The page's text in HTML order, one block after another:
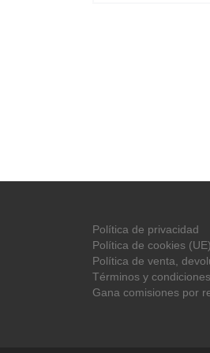
Política de privacidad
Política de cookies (UE)
Política de venta,
Términos y condiciones
Gana comisiones por